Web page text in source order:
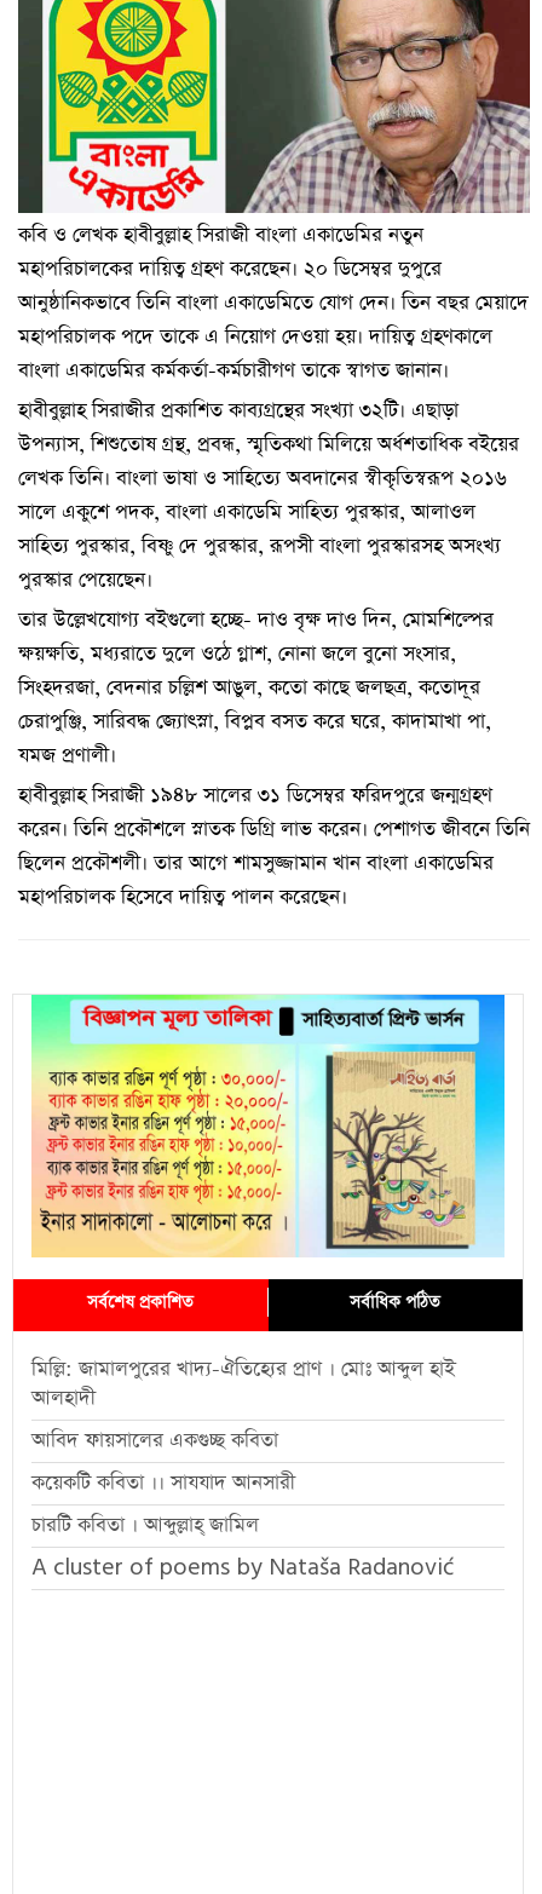
কবি ও লেখক হাবীবুল্লাহ সিরাজী বাংলা একাডেমির নতুন
মহাপরিচালকের দায়িত্ব গ্রহণ করেছেন। ২০ ডিসেম্বর দুপুরে
আনুষ্ঠানিকভাবে তিনি বাংলা একাডেমিতে যোগ দেন। তিন বছর মেয়াদে
মহাপরিচালক পদে তাকে এ নিয়োগ দেওয়া হয়। দায়িত্ব গ্রহণকালে
বাংলা একাডেমির কর্মকর্তা-কর্মচারীগণ তাকে স্বাগত জানান।
হাবীবুল্লাহ সিরাজীর প্রকাশিত কাব্যগ্রন্থের সংখ্যা ৩২টি। এছাড়া
উপন্যাস, শিশুতোষ গ্রন্থ, প্রবন্ধ, স্মৃতিকথা মিলিয়ে অর্ধশতাধিক বইয়ের
লেখক তিনি। বাংলা ভাষা ও সাহিত্যে অবদানের স্বীকৃতিস্বরূপ ২০১৬
সালে একুশে পদক, বাংলা একাডেমি সাহিত্য পুরস্কার, আলাওল
সাহিত্য পুরস্কার, বিষ্ণু দে পুরস্কার, রূপসী বাংলা পুরস্কারসহ অসংখ্য
পুরস্কার পেয়েছেন।
তার উল্লেখযোগ্য বইগুলো হচ্ছে- দাও বৃক্ষ দাও দিন, মোমশিল্পের
ক্ষয়ক্ষতি, মধ্যরাতে দুলে ওঠে গ্লাশ, নোনা জলে বুনো সংসার,
সিংহদরজা, বেদনার চল্লিশ আঙুল, কতো কাছে জলছত্র, কতোদূর
চেরাপুঞ্জি, সারিবদ্ধ জ্যোৎস্না, বিপ্লব বসত করে ঘরে, কাদামাখা পা,
যমজ প্রণালী।
হাবীবুল্লাহ সিরাজী ১৯৪৮ সালের ৩১ ডিসেম্বর ফরিদপুরে জন্মগ্রহণ
করেন। তিনি প্রকৌশলে স্নাতক ডিগ্রি লাভ করেন। পেশাগত জীবনে তিনি
ছিলেন প্রকৌশলী। তার আগে শামসুজ্জামান খান বাংলা একাডেমির
মহাপরিচালক হিসেবে দায়িত্ব পালন করেছেন।
সর্বশেষ প্রকাশিত সর্বাধিক পঠিত
মিল্লি: জামালপুরের খাদ্য-ঐতিহ্যের প্রাণ । মোঃ আব্দুল হাই
আলহাদী
আবিদ ফায়সালের একগুচ্ছ কবিতা
কয়েকটি কবিতা ।। সাযযাদ আনসারী
চারটি কবিতা । আব্দুল্লাহ্ জামিল
A cluster of poems by Nataša Radanović